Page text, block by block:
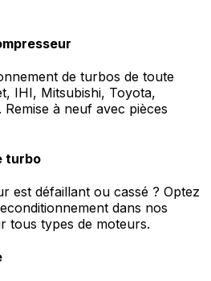
de turbos de toute
IHI, Mitsubishi, Toyota,
à neuf avec pièces
turbo
est défaillant ou cassé ? Optez
dans nos
tous types de moteurs.